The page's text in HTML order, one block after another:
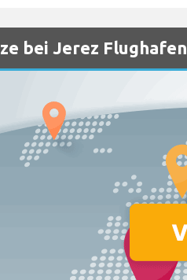
bei Jerez Flughafen